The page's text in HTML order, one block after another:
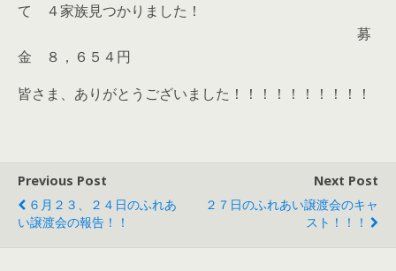
て ４家族見つかりました！
募
金 ８，６５４円
皆さま、ありがとうございました！！！！！！！！！！
Previous Post
６月２３、２４日のふれあ
い譲渡会の報告！！
Next Post
２７日のふれあい譲渡会のキャ
スト！！！